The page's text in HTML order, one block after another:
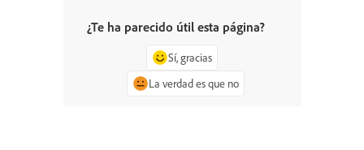
¿Te ha parecido útil esta página?
Sí, gracias
La verdad es que no